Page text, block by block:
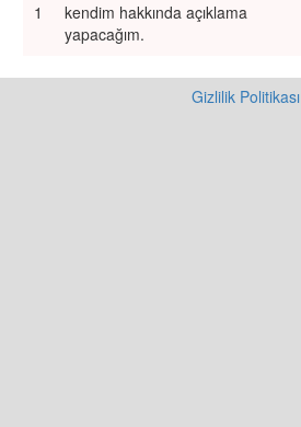
1
kendim hakkında açıklama
yapacağım.
Gizlilik Politikası